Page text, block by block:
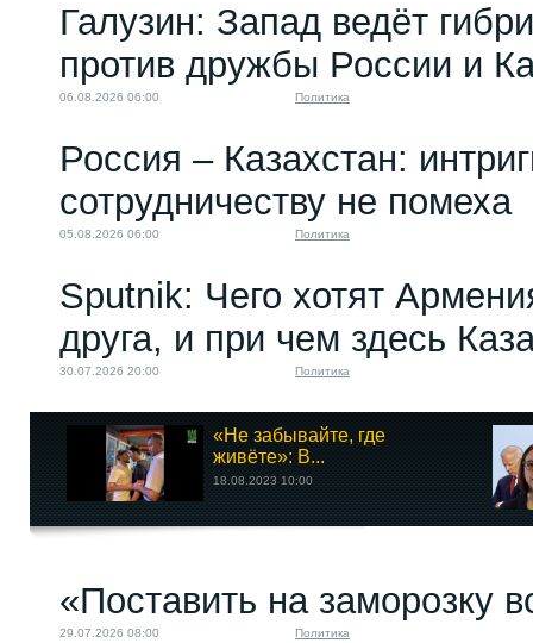
Галузин: Запад ведёт
против дружбы России и
06.08.2026 06:00 Политика
Россия – Казахстан:
сотрудничеству не помеха
05.08.2026 06:00 Политика
Sputnik: Чего хотят
друга, и при чем здесь
30.07.2026 20:00 Политика
«Не забывайте, где
живёте»: В...
18.08.2023 10:00
«Поставить на заморозку
29.07.2026 08:00 Политика